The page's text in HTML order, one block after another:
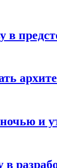
в
и